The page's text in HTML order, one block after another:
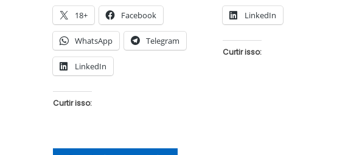
18+ Facebook
WhatsApp Telegram
LinkedIn
Curtir isso:
LinkedIn
Curtir isso: